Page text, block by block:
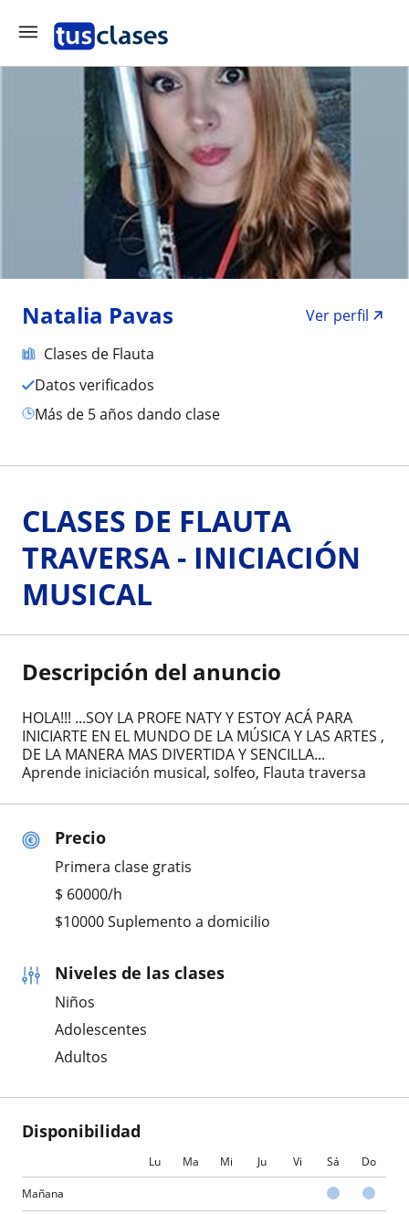
Natalia Pavas
Ver perfil
Clases de Flauta
Datos verificados
más de 5 años dando clase
Precio
Primera clase gratis
$ 60000/h
$10000 Suplemento a domicilio
Niveles de las clases
Niños
Adolescentes
Adultos
Disponibilidad
Lu Ma Mi Ju Vi Sá Do
Mañana
CLASES DE FLAUTA
TRAVERSA - INICIACIÓN
MUSICAL
Descripción del anuncio
HOLA!!! ...SOY LA PROFE NATY Y ESTOY ACÁ PARA
INICIARTE EN EL MUNDO DE LA MÚSICA Y LAS ARTES ,
DE LA MANERA MAS DIVERTIDA Y SENCILLA...
Aprende iniciación musical, solfeo, Flauta traversa